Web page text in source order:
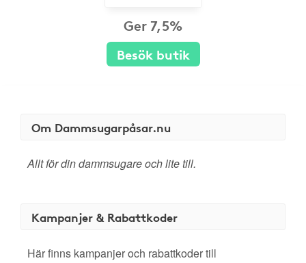
Ger 7,5%
Besök butik
Om Dammsugarpåsar.nu
Allt för din dammsugare och lite till.
Kampanjer & Rabattkoder
Här finns kampanjer och rabattkoder till